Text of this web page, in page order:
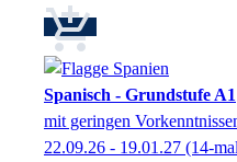
Spanisch - Grundstufe A1
mit geringen
22.09.26 - 19.01.27 (14-